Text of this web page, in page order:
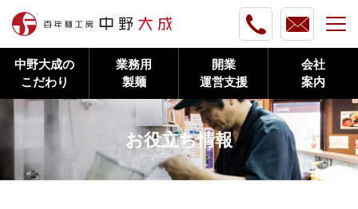
中野大成の
こだわり
業務用
製麺
開業
運営支援
会社
案内
お役立ち情報